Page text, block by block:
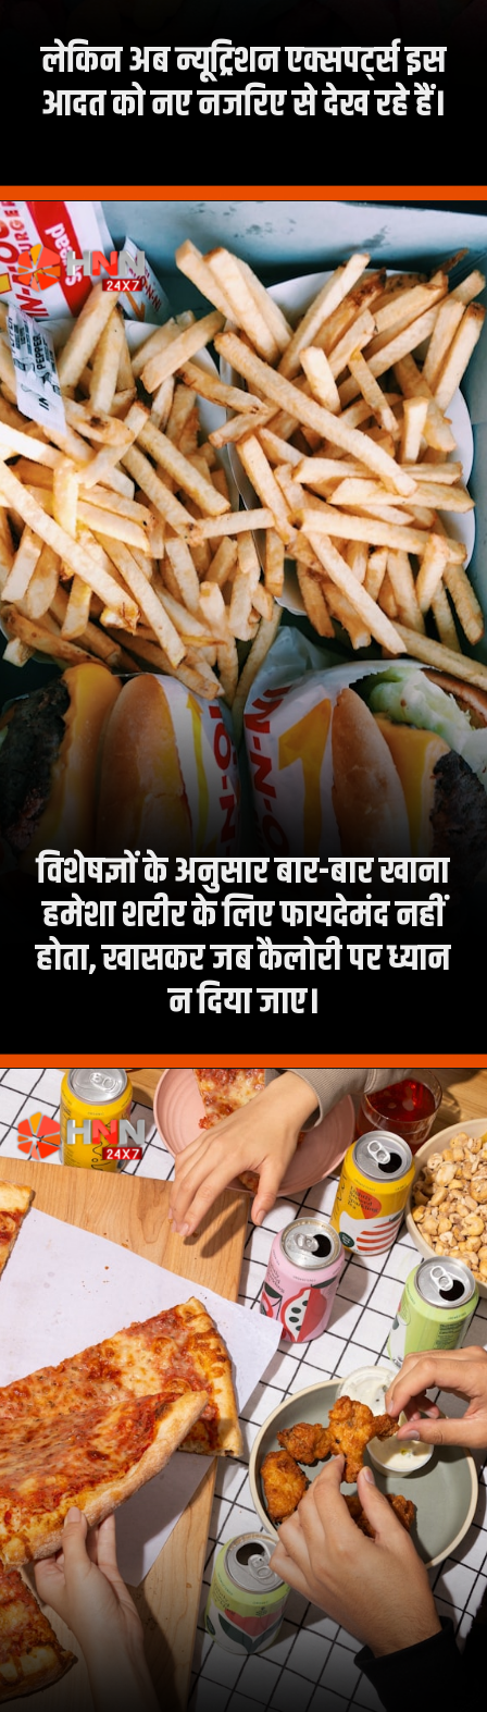
लेकिन अब न्यूट्रिशन एक्सपर्ट्स इस
विशेषज्ञों के अनुसार बार-बार खाना
हमेशा शरीर के लिए फायदेमंद नहीं
होता, खासकर जब कैलोरी पर ध्यान